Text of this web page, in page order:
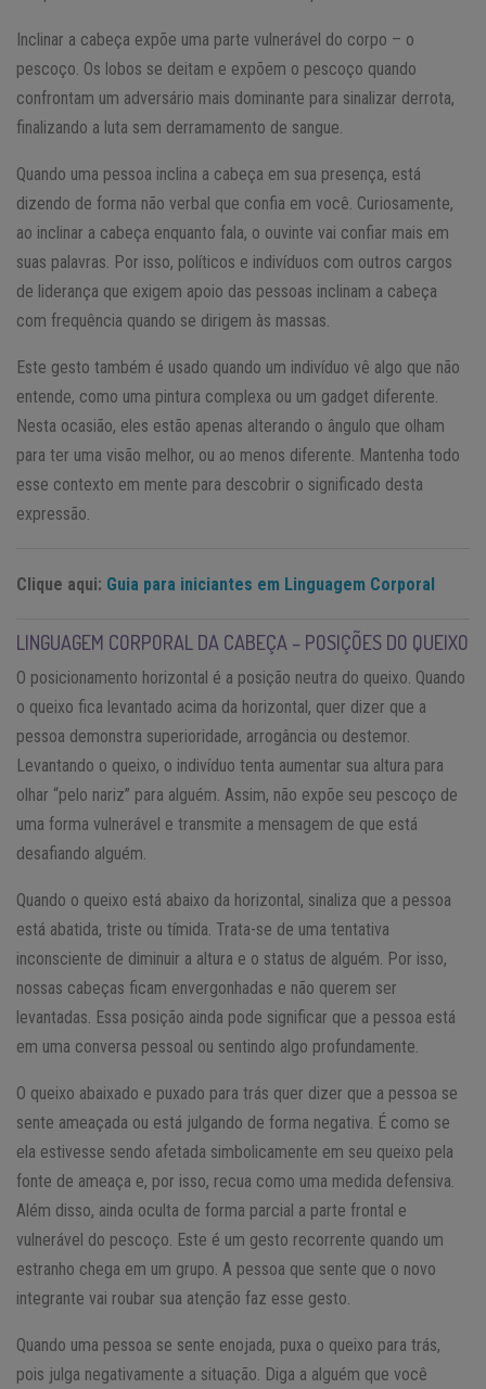
Inclinar a cabeça expõe uma parte vulnerável do corpo – o
pescoço. Os lobos se deitam e expõem o pescoço quando
confrontam um adversário mais dominante para sinalizar derrota,
finalizando a luta sem derramamento de sangue.
Quando uma pessoa inclina a cabeça em sua presença, está
dizendo de forma não verbal que confia em você. Curiosamente,
ao inclinar a cabeça enquanto fala, o ouvinte vai confiar mais em
suas palavras. Por isso, políticos e indivíduos com outros cargos
de liderança que exigem apoio das pessoas inclinam a cabeça
com frequência quando se dirigem às massas.
Este gesto também é usado quando um indivíduo vê algo que não
entende, como uma pintura complexa ou um gadget diferente.
Nesta ocasião, eles estão apenas alterando o ângulo que olham
para ter uma visão melhor, ou ao menos diferente. Mantenha todo
esse contexto em mente para descobrir o significado desta
expressão.
Clique aqui: Guia para iniciantes em Linguagem Corporal
LINGUAGEM CORPORAL DA CABEÇA – POSIÇÕES DO QUEIXO
O posicionamento horizontal é a posição neutra do queixo. Quando
o queixo fica levantado acima da horizontal, quer dizer que a
pessoa demonstra superioridade, arrogância ou destemor.
Levantando o queixo, o indivíduo tenta aumentar sua altura para
olhar “pelo nariz” para alguém. Assim, não expõe seu pescoço de
uma forma vulnerável e transmite a mensagem de que está
desafiando alguém.
Quando o queixo está abaixo da horizontal, sinaliza que a pessoa
está abatida, triste ou tímida. Trata-se de uma tentativa
inconsciente de diminuir a altura e o status de alguém. Por isso,
nossas cabeças ficam envergonhadas e não querem ser
levantadas. Essa posição ainda pode significar que a pessoa está
em uma conversa pessoal ou sentindo algo profundamente.
O queixo abaixado e puxado para trás quer dizer que a pessoa se
sente ameaçada ou está julgando de forma negativa. É como se
ela estivesse sendo afetada simbolicamente em seu queixo pela
fonte de ameaça e, por isso, recua como uma medida defensiva.
Além disso, ainda oculta de forma parcial a parte frontal e
vulnerável do pescoço. Este é um gesto recorrente quando um
estranho chega em um grupo. A pessoa que sente que o novo
integrante vai roubar sua atenção faz esse gesto.
Quando uma pessoa se sente enojada, puxa o queixo para trás,
pois julga negativamente a situação. Diga a alguém que você